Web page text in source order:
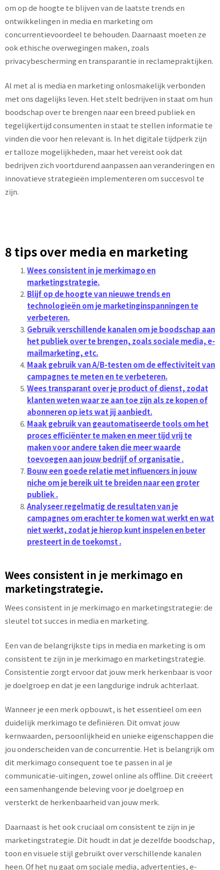
om op de hoogte te blijven van de laatste trends en
ontwikkelingen in media en marketing om
concurrentievoordeel te behouden. Daarnaast moeten ze
ook ethische overwegingen maken, zoals
privacybescherming en transparantie in reclamepraktijken.
Al met al is media en marketing onlosmakelijk verbonden
met ons dagelijks leven. Het stelt bedrijven in staat om hun
boodschap over te brengen naar een breed publiek en
tegelijkertijd consumenten in staat te stellen informatie te
vinden die voor hen relevant is. In het digitale tijdperk zijn
er talloze mogelijkheden, maar het vereist ook dat
bedrijven zich voortdurend aanpassen aan veranderingen en
innovatieve strategieën implementeren om succesvol te
zijn.
8 tips over media en marketing
Wees consistent in je merkimago en
marketingstrategie.
Blijf op de hoogte van nieuwe trends en
technologieën om je marketinginspanningen te
verbeteren.
Gebruik verschillende kanalen om je boodschap aan
het publiek over te brengen, zoals sociale media, e-
mailmarketing, etc.
Maak gebruik van A/B-testen om de effectiviteit van
campagnes te meten en te verbeteren.
Wees transparant over je product of dienst, zodat
klanten weten waar ze aan toe zijn als ze kopen of
abonneren op iets wat jij aanbiedt.
Maak gebruik van geautomatiseerde tools om het
proces efficiënter te maken en meer tijd vrij te
maken voor andere taken die meer waarde
toevoegen aan jouw bedrijf of organisatie .
Bouw een goede relatie met influencers in jouw
niche om je bereik uit te breiden naar een groter
publiek .
Analyseer regelmatig de resultaten van je
campagnes om erachter te komen wat werkt en wat
niet werkt, zodat je hierop kunt inspelen en beter
presteert in de toekomst .
Wees consistent in je merkimago en
marketingstrategie.
Wees consistent in je merkimago en marketingstrategie: de
sleutel tot succes in media en marketing.
Een van de belangrijkste tips in media en marketing is om
consistent te zijn in je merkimago en marketingstrategie.
Consistentie zorgt ervoor dat jouw merk herkenbaar is voor
je doelgroep en dat je een langdurige indruk achterlaat.
Wanneer je een merk opbouwt, is het essentieel om een
duidelijk merkimago te definiëren. Dit omvat jouw
kernwaarden, persoonlijkheid en unieke eigenschappen die
jou onderscheiden van de concurrentie. Het is belangrijk om
dit merkimago consequent toe te passen in al je
communicatie-uitingen, zowel online als offline. Dit creëert
een samenhangende beleving voor je doelgroep en
versterkt de herkenbaarheid van jouw merk.
Daarnaast is het ook cruciaal om consistent te zijn in je
marketingstrategie. Dit houdt in dat je dezelfde boodschap,
toon en visuele stijl gebruikt over verschillende kanalen
heen. Of het nu gaat om sociale media, advertenties, e-